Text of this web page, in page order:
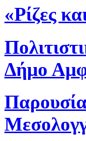
«Ρίζες
Δήμο